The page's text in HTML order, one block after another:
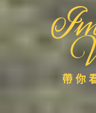
帶你